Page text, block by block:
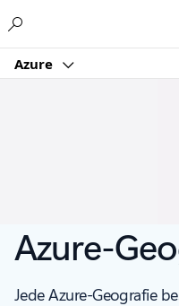
Azure
Azure-
Jede Azure-Geografie